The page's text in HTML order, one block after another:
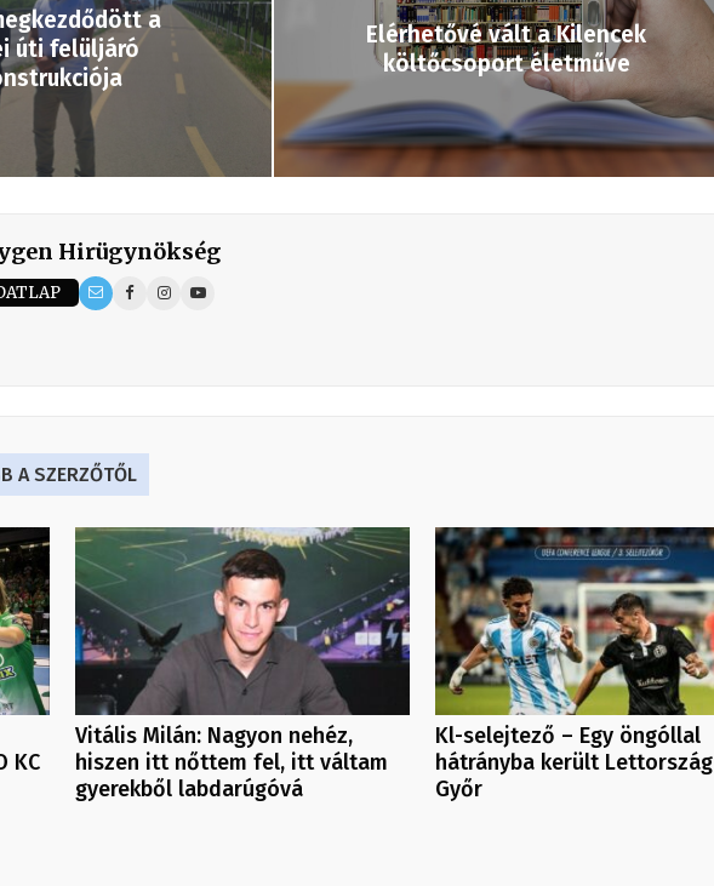
a
úti felüljáró
Elérhetővé vált a Kilencek
költőcsoport életműve
Hirügynökség
A SZERZŐTŐL
KC
Vitális Milán: Nagyon nehéz,
hiszen itt nőttem fel, itt váltam
gyerekből labdarúgóvá
Kl-selejtező – Egy öngóllal
hátrányba került
Győr